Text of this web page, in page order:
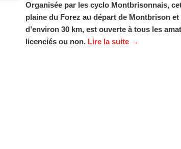
Organisée par les cyclo Montbrisonnais,
plaine du Forez au départ de Montbrison et
d’environ 30 km, est ouverte à tous les
licenciés ou non. Lire la suite →